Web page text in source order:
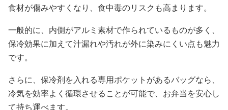
食材が傷みやすくなり、食中毒のリスクも高まります。
一般的に、内側がアルミ素材で作られているものが多く、
保冷効果に加えて汁漏れや汚れが外に染みにくい点も魅力
です。
さらに、保冷剤を入れる専用ポケットがあるバッグなら、
冷気を効率よく循環させることが可能で、お弁当を安心し
て持ち運べます。